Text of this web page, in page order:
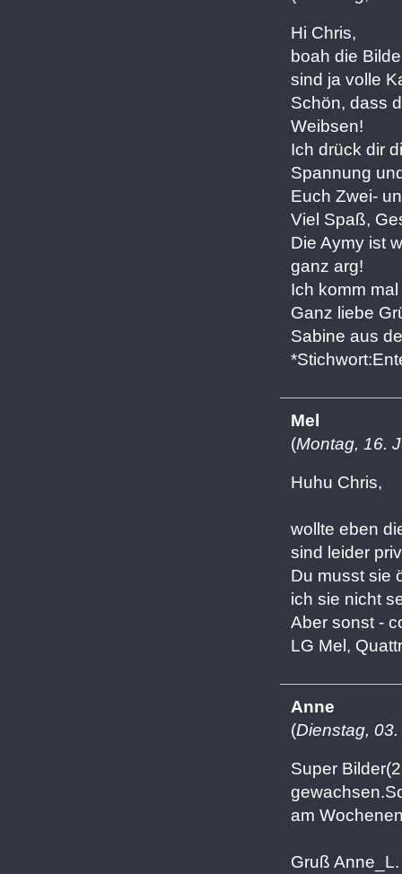
Hi Chris,
boah die
sind ja volle
Schön, dass
Weibsen!
Ich drück dir
Spannung
Euch Zwei-
Viel Spaß,
Die Aymy ist
ganz arg!
Ich komm
Ganz liebe
Sabine aus
Mel
(Montag, 16.
Huhu Chris,
wollte eben
sind leider
Du musst sie
ich sie nicht
Aber sonst -
LG Mel,
Anne
(Dienstag,
Super
am
Gruß Anne_L.